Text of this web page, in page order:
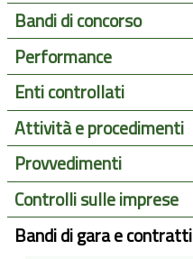
Bandi di concorso
Performance
Enti controllati
Attività e procedimenti
Provvedimenti
Controlli sulle imprese
Bandi di gara e contratti